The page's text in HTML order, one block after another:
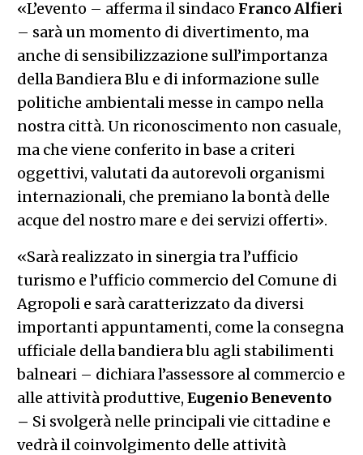
«L’evento – afferma il sindaco Franco Alfieri
– sarà un momento di divertimento, ma
anche di sensibilizzazione sull’importanza
della Bandiera Blu e di informazione sulle
politiche ambientali messe in campo nella
nostra città. Un riconoscimento non casuale,
ma che viene conferito in base a criteri
oggettivi, valutati da autorevoli organismi
internazionali, che premiano la bontà delle
acque del nostro mare e dei servizi offerti».
«Sarà realizzato in sinergia tra l’ufficio
turismo e l’ufficio commercio del Comune di
Agropoli e sarà caratterizzato da diversi
importanti appuntamenti, come la consegna
ufficiale della bandiera blu agli stabilimenti
balneari – dichiara l’assessore al commercio e
alle attività produttive, Eugenio Benevento
– Si svolgerà nelle principali vie cittadine e
vedrà il coinvolgimento delle attività